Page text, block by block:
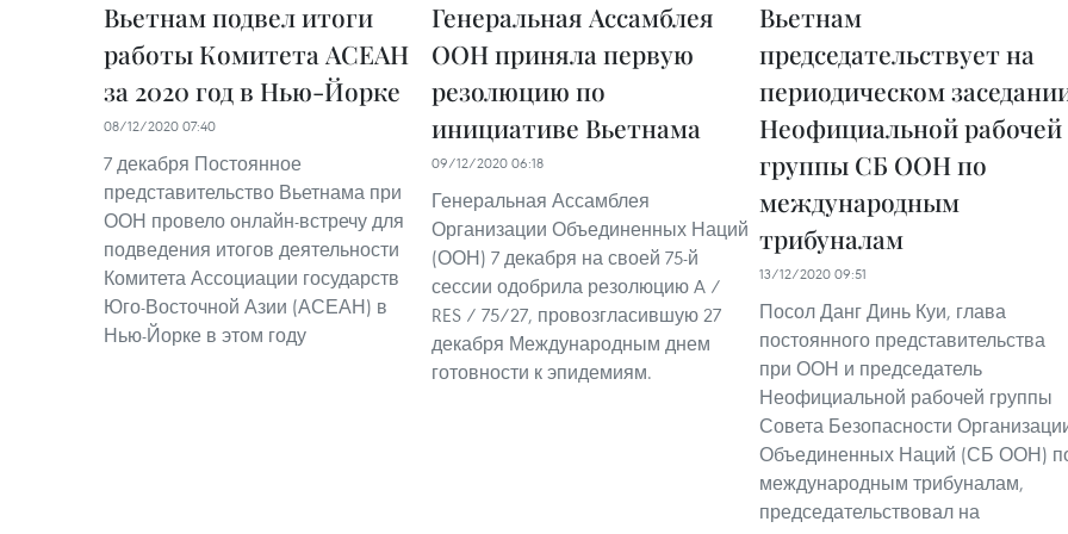
Вьетнам подвел итоги
работы Комитета АСЕАН
за 2020 год в Нью-Йорке
08/12/2020 07:40
7 декабря Постоянное
представительство Вьетнама при
ООН провело онлайн-встречу для
подведения итогов деятельности
Комитета Ассоциации государств
Юго-Восточной Азии (АСЕАН) в
Нью-Йорке в этом году
Генеральная Ассамблея
ООН приняла первую
резолюцию по
инициативе Вьетнама
09/12/2020 06:18
Генеральная Ассамблея
Организации Объединенных Наций
(ООН) 7 декабря на своей 75-й
сессии одобрила резолюцию A /
RES / 75/27, провозгласившую 27
декабря Международным днем
готовности к эпидемиям.
Вьетнам
председательствует на
периодическом
Неофициальной рабочей
группы СБ ООН по
международным
трибуналам
13/12/2020 09:51
Посол Данг Динь Куи, глава
постоянного представительства
при ООН и председатель
Неофициальной рабочей группы
Совета Безопасности
Объединенных Наций (СБ ООН)
международным трибуналам,
председательствовал на